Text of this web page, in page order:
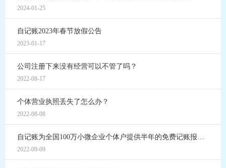
2024-01-25
自记账2023年春节放假公告
2023-01-17
公司注册下来没有经营可以不管了吗？
2022-08-17
个体营业执照丢失了怎么办？
2022-08-08
自记账为全国100万小微企业个体户提供半年的免费记账报税服务
2022-09-09